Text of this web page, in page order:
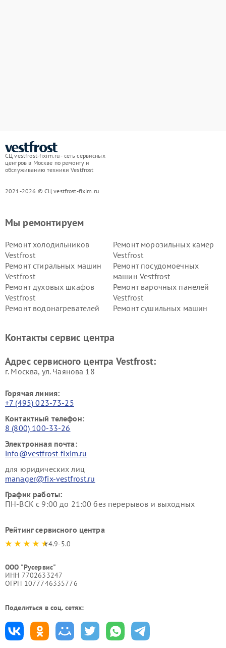
СЦ vestfrost-fixim.ru - сеть сервисных
центров в Москве по ремонту и
обслуживанию техники Vestfrost
2021-2026 © СЦ vestfrost-fixim.ru
Мы ремонтируем
Ремонт холодильников
Vestfrost
Ремонт морозильных камер
Vestfrost
Ремонт стиральных машин
Vestfrost
Ремонт посудомоечных
машин Vestfrost
Ремонт духовых шкафов
Vestfrost
Ремонт варочных панелей
Vestfrost
Ремонт водонагревателей
Ремонт сушильных машин
Vestfrost
Контакты сервис центра
Адрес сервисного центра Vestfrost:
г. Москва, ул. Чаянова 18
Горячая линия:
+7 (495) 023-73-25
Контактный телефон:
8 (800) 100-33-26
Электронная почта:
info@vestfrost-fixim.ru
для юридических лиц
manager@fix-vestfrost.ru
График работы:
ПН-ВСК с 9:00 до 21:00 без перерывов и выходных
Рейтинг сервисного центра
4.9-5.0
ООО "Русервис"
ИНН 7702633247
ОГРН 1077746335776
Поделиться в соц. сетях: